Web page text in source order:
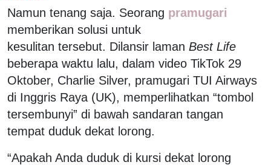
Namun tenang saja. Seorang pramugari
memberikan solusi untuk
kesulitan tersebut. Dilansir laman Best Life
beberapa waktu lalu, dalam video TikTok 29
Oktober, Charlie Silver, pramugari TUI Airways
di Inggris Raya (UK), memperlihatkan “tombol
tersembunyi” di bawah sandaran tangan
tempat duduk dekat lorong.
“Apakah Anda duduk di kursi dekat lorong